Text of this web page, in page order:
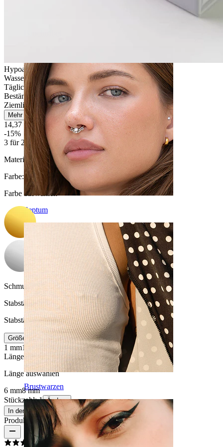
Septum
Brustwarzen
Hypoallergen
Wasserfest
Tägliches Tragen
Beständig
Ziemlich leicht
Mehr lesen
14,37 €16,90 €
-15%
3 für 2
Material:Titanium
Farbe:
Farbe auswählen
Schmucksteinfarbe:
Durchsichtig
Stabstärke
Stabstärke auswählen
Größeninfo
1 mm1,2 mm
Länge
Länge auswählen
6 mm8 mm
Stückzahl: 1 Ändern
In den Warenkorb
Produktbewertungen